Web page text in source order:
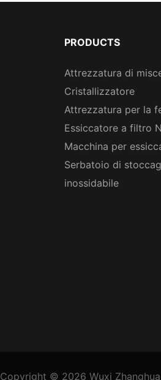
PRODUCTS
Attrezzatura di
Cristallizzatore
Attrezzatura per la
Essiccatore a filtro
Macchina per
Serbatoio di
inossidabile
Copyright © 2026 Wuxi